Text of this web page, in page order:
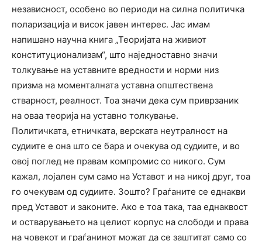
независност, особено во периоди на силна политичка
поларизација и висок јавен интерес. Јас имам
напишано научна книга „Теоријата на живиот
конституционализам“, што наједноставно значи
толкување на уставните вредности и норми низ
призма на моменталната уставна општествена
стварност, реалност. Тоа значи дека сум приврзаник
на оваа теорија на уставно толкување.
Политичката, етничката, верската неутралност на
судиите е она што се бара и очекува од судиите, и во
овој поглед не правам компромис со никого. Сум
кажал, лојален сум само на Уставот и на никој друг, тоа
го очекувам од судиите. Зошто? Граѓаните се еднакви
пред Уставот и законите. Ако е тоа така, таа еднаквост
и остварувањето на целиот корпус на слободи и права
на човекот и граѓанинот можат да се заштитат само со